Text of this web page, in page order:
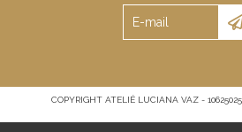
COPYRIGHT ATELIÊ LUCIANA VAZ -